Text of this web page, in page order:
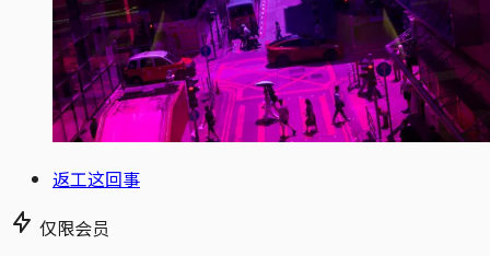
返工这回事
仅限会员